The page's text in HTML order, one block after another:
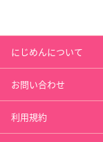
にじめんについて
お問い合わせ
利用規約